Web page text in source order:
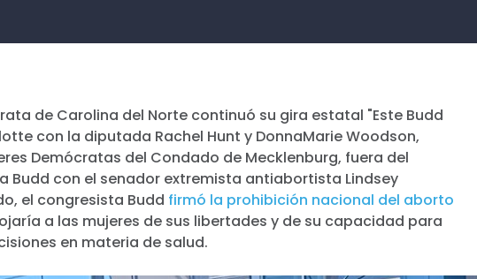
de Carolina del Norte continuó su gira estatal "Este Budd
con la diputada Rachel Hunt y DonnaMarie Woodson,
Demócratas del Condado de Mecklenburg, fuera del
Budd con el senador extremista antiabortista Lindsey
el congresista Budd firmó la prohibición nacional del aborto
a las mujeres de sus libertades y de su capacidad para
en materia de salud.